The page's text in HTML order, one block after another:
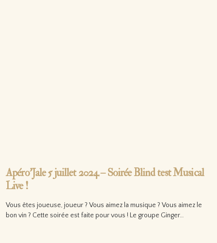
Apéro’Jale 5 juillet 2024 – Soirée Blind test Musical
Live !
Vous êtes joueuse, joueur ? Vous aimez la musique ? Vous aimez le
bon vin ? Cette soirée est faite pour vous ! Le groupe Ginger…